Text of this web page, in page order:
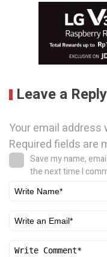
Leave a Reply
Your email address
Required fields are
Save my name,
the next time I